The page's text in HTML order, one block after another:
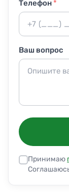
Телефон*
Ваш вопрос
Принимаю